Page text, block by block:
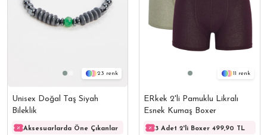
23
Unisex Doğal Taş Siyah
Bileklik
Aksesuarlarda Öne Çıkanlar Aksesuarlarda Öne Çıkanlar
11
ERkek 2'li Pamuklu Likralı
Esnek Kumaş Boxer
3 Adet 2'li Boxer 499,90 TL